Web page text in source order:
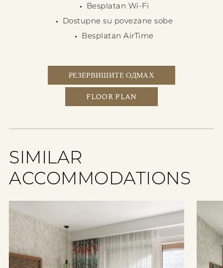
Besplatan Wi-Fi
Dostupne su povezane sobe
Besplatan AirTime
РЕЗЕРВИШИТЕ ОДМАХ
FLOOR PLAN
SIMILAR
ACCOMMODATIONS